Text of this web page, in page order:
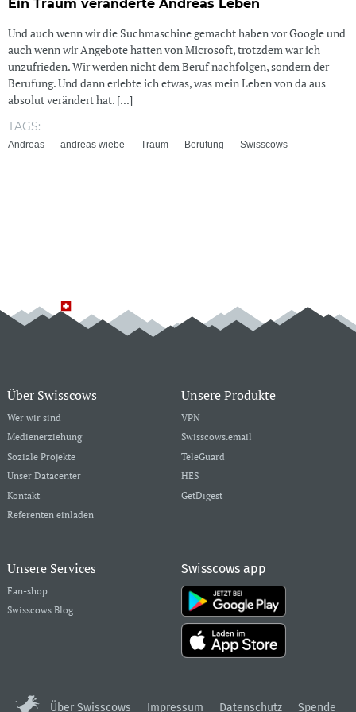
Ein Traum veränderte Andreas Leben
Und auch wenn wir die Suchmaschine gemacht haben vor Google und
auch wenn wir Angebote hatten von Microsoft, trotzdem war ich
unzufrieden. Wir werden nicht dem Beruf nachfolgen, sondern der
Berufung. Und dann erlebte ich etwas, was mein Leben von da aus
absolut verändert hat. [...]
TAGS:
Andreas andreas wiebe Traum Berufung Swisscows
Über Swisscows
Wer wir sind
Medienerziehung
Soziale Projekte
Unser Datacenter
Kontakt
Referenten einladen
Unsere Produkte
VPN
Swisscows.email
TeleGuard
HES
GetDigest
Unsere Services
Fan-shop
Swisscows Blog
Swisscows app
Über Swisscows Impressum Datenschutz Spende